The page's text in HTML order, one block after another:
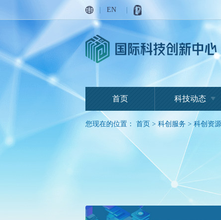
EN
首页 科技动态
丰收金
生命绿
您现在的位置： 首页 > 科创服务 >科创资源